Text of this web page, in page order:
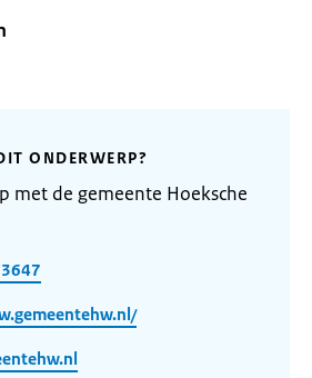
ONDERWERP?
met de gemeente Hoeksche